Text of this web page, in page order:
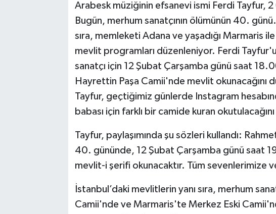
Arabesk müziğinin efsanevi ismi Ferdi Tayfur,
Bugün, merhum sanatçının ölümünün 40.
sıra, memleketi Adana ve yaşadığı Marmaris
mevlit programları düzenleniyor. Ferdi
sanatçı için 12 Şubat Çarşamba günü saat
Hayrettin Paşa Camii'nde mevlit okunacağını
Tayfur, geçtiğimiz günlerde Instagram
babası için farklı bir camide kuran
Tayfur, paylaşımında şu sözleri kullandı:
40. gününde, 12 Şubat Çarşamba günü saat
mevlit-i şerifi okunacaktır. Tüm sevenlerimize
İstanbul’daki mevlitlerin yanı sıra, merhum
Camii'nde ve Marmaris'te Merkez Eski